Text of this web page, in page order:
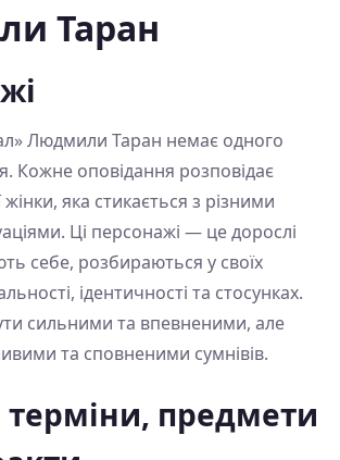
Таран
Людмили Таран немає одного
Кожне оповідання розповідає
жінки, яка стикається з різними
Ці персонажі — це дорослі
себе, розбираються у своїх
ідентичності та стосунках.
сильними та впевненими, але
та сповненими сумнівів.
терміни, предмети